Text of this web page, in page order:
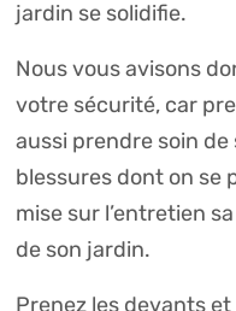
jardin se solidifie.
Nous vous avisons
votre sécurité, car
aussi prendre soin de
blessures dont on se
mise sur l’entretien
de son jardin.
Prenez les devants